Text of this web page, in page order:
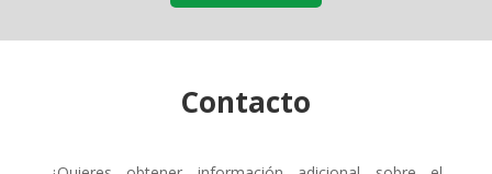
Contacto